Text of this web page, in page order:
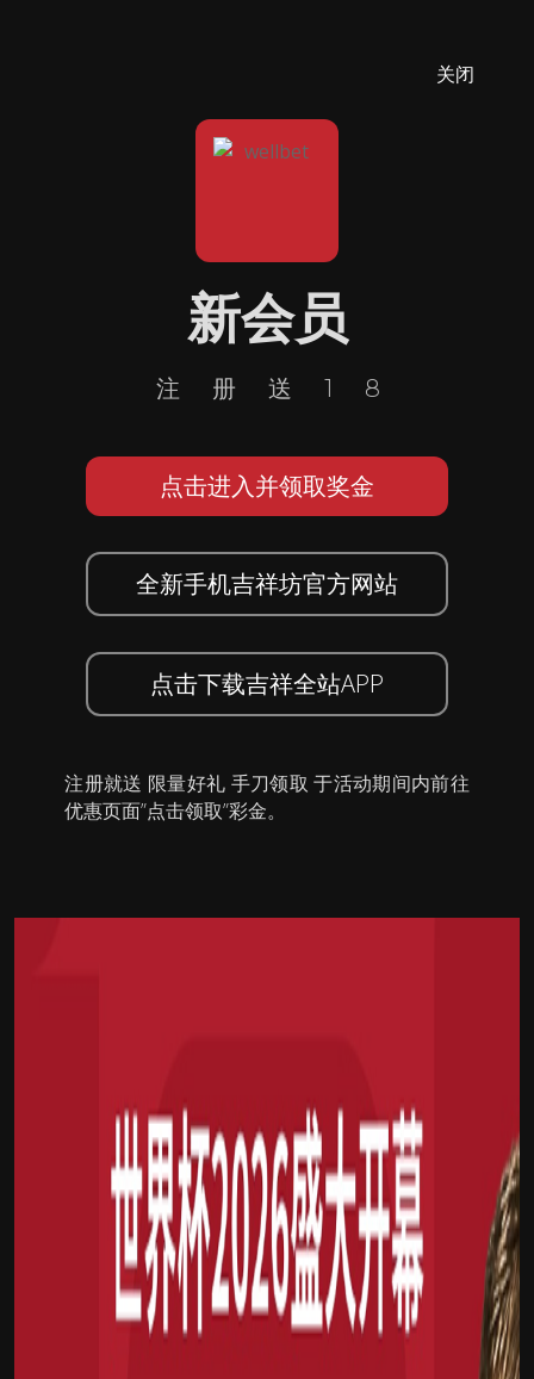
关闭
新会员
注册送18
点击进入并领取奖金
全新手机吉祥坊官方网站
点击下载吉祥全站APP
注册就送 限量好礼 手刀领取 于活动期间内前往
优惠页面”点击领取”彩金。